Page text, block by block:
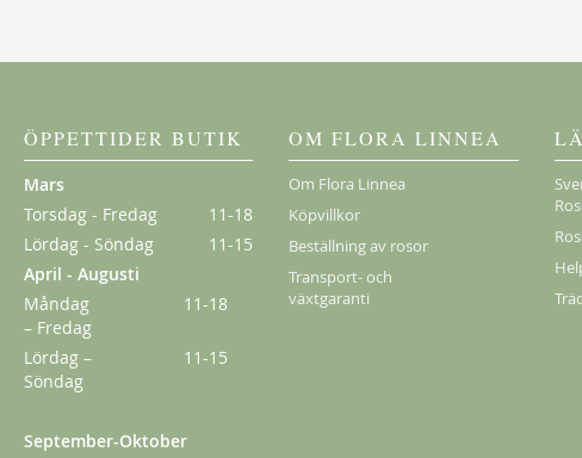
ÖPPETTIDER BUTIK
Mars
Torsdag - Fredag
11-18
Lördag - Söndag
11-15
April - Augusti
Måndag
– Fredag
11-18
Lördag –
Söndag
11-15
September-Oktober
OM FLORA LINNEA
Om Flora Linnea
Köpvillkor
Beställning av rosor
Transport- och
växtgaranti